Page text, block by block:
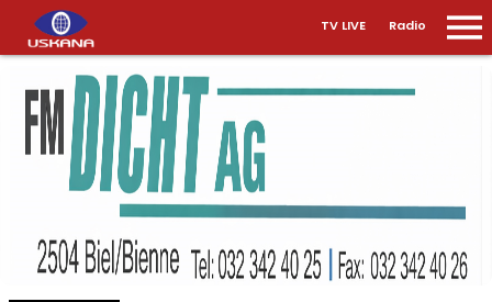
TV LIVE Radio